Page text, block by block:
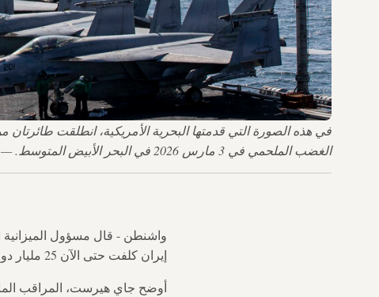
الغضب الملحمي في 3 مارس 2026 في البحر الأبيض المتوسط. — البحرية الأمريكية عبر صور غيتي
واشنطن - قال مسؤول الميزانية
إيران كلفت حتى الآن 25 مليار دولار.
أوضح جاي هيرست، المراقب